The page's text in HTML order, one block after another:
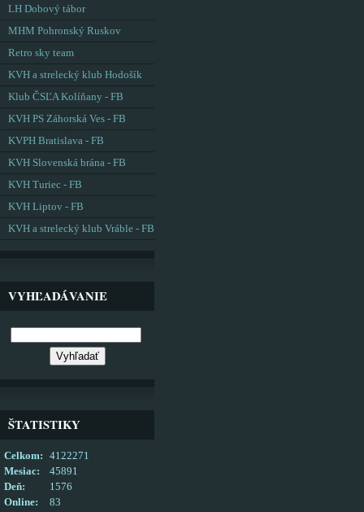
LH Dobový tábor
MHM Pohronský Ruskov
Retro sky team
KVH a strelecký klub Hodošík
Klub ČSĽA Kolíňany - FB
KVH PS Záhorská Ves - FB
KVPH Bratislava - FB
KVH Slovenská brána - FB
KVH Turiec - FB
KVH Liptov - FB
KVH a strelecký klub Vráble - FB
VYHĽADÁVANIE
ŠTATISTIKY
Online: 83
Celkom:
4122271
Mesiac:
45891
Deň:
1576